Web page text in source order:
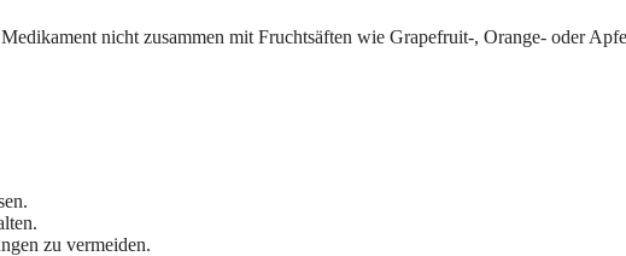
nicht zusammen mit Fruchtsäften wie Grapefruit-, Orange- oder
zu vermeiden.